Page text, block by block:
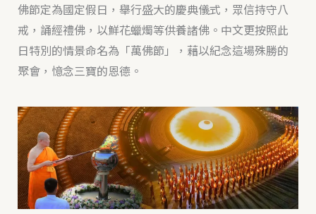
佛節定為國定假日，舉行盛大的慶典儀式，眾信持守八
戒，誦經禮佛，以鮮花蠟燭等供養諸佛。中文更按照此
日特別的情景命名為「萬佛節」，藉以紀念這場殊勝的
聚會，憶念三寶的恩德。